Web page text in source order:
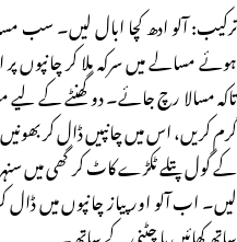
ترکیب: آلو ادھ کچا ابال لیں۔ سب
ہوئے مسالے میں سرکہ ملا کر
تاکہ مسالا رچ جائے۔ دو گھنٹے کے لیے
گرم کریں، اس میں چانپیں ڈال کر
کے گول پتلے ٹکڑے کاٹ کر گھی میں
لیں۔ اب آلو اور پیاز چانپوں میں